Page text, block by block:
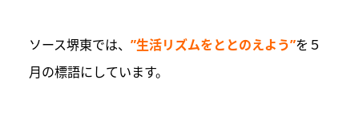
ソース堺東では、 ”生活リズムをととのえよう”を５
月の標語にしています。